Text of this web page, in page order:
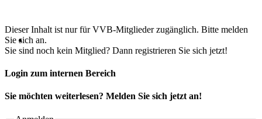
Dieser Inhalt ist nur für VVB-Mitglieder zugänglich. Bitte melden
Sie sich an.
Sie sind noch kein Mitglied? Dann registrieren Sie sich jetzt!
Login zum internen Bereich
Sie möchten weiterlesen? Melden Sie sich jetzt an!